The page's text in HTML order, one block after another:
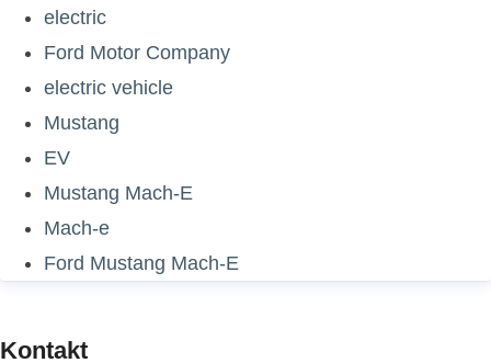
electric
Ford Motor Company
electric vehicle
Mustang
EV
Mustang Mach-E
Mach-e
Ford Mustang Mach-E
Kontakt